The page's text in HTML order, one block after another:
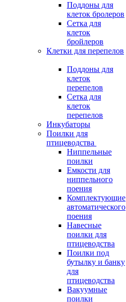
Поддоны для
клеток бролеров
Сетка для
клеток
бройлеров
Клетки для перепелов
Поддоны для
клеток
перепелов
Сетка для
клеток
перепелов
Инкубаторы
Поилки для
птицеводства
Ниппельные
поилки
Емкости для
ниппельного
поения
Комплектующие
автоматического
поения
Навесные
поилки для
птицеводства
Поилки под
бутылку и банку
для
птицеводства
Вакуумные
поилки